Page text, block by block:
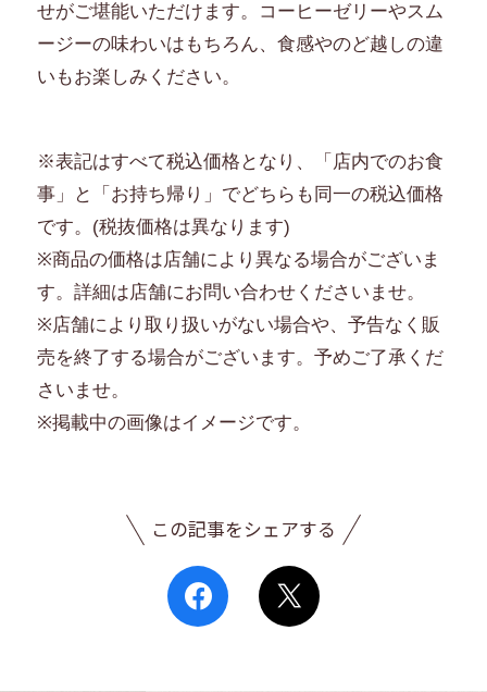
せがご堪能いただけます。コーヒーゼリーやスム
ージーの味わいはもちろん、食感やのど越しの違
いもお楽しみください。
※表記はすべて税込価格となり、「店内でのお食
事」と「お持ち帰り」でどちらも同一の税込価格
です。(税抜価格は異なります)
※商品の価格は店舗により異なる場合がございま
す。詳細は店舗にお問い合わせくださいませ。
※店舗により取り扱いがない場合や、予告なく販
売を終了する場合がございます。予めご了承くだ
さいませ。
※掲載中の画像はイメージです。
この記事をシェアする